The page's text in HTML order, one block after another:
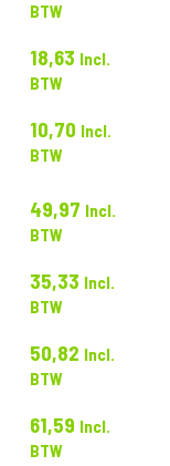
BTW
18,63 Incl.
BTW
10,70 Incl.
BTW
49,97 Incl.
BTW
35,33 Incl.
BTW
50,82 Incl.
BTW
61,59 Incl.
BTW